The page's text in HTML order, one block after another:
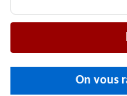
On vous